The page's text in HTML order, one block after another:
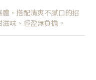
，搭配清爽不膩口的招
味、輕盈無負擔。